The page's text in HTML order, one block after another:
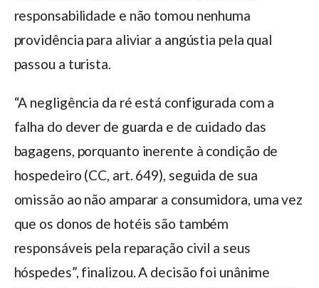
responsabilidade e não tomou nenhuma
providência para aliviar a angústia pela qual
passou a turista.
“A negligência da ré está configurada com a
falha do dever de guarda e de cuidado das
bagagens, porquanto inerente à condição de
hospedeiro (CC, art. 649), seguida de sua
omissão ao não amparar a consumidora, uma vez
que os donos de hotéis são também
responsáveis pela reparação civil a seus
hóspedes”, finalizou. A decisão foi unânime